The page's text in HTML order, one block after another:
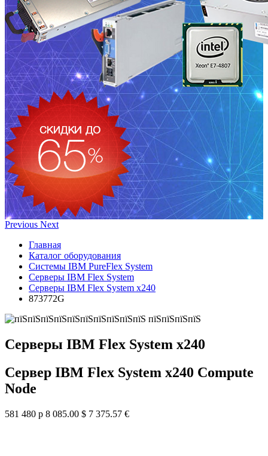
Previous Next
Главная
Каталог оборудования
Системы IBM PureFlex System
Серверы IBM Flex System
Серверы IBM Flex System x240
873772G
Серверы IBM Flex System x240
Сервер IBM Flex System x240 Compute
Node
581 480 р 8 085.00 $ 7 375.57 €